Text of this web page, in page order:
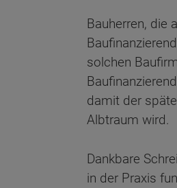
Bauherren, die
solchen
damit der
Albtraum wird.
Dankbare
in der Praxis